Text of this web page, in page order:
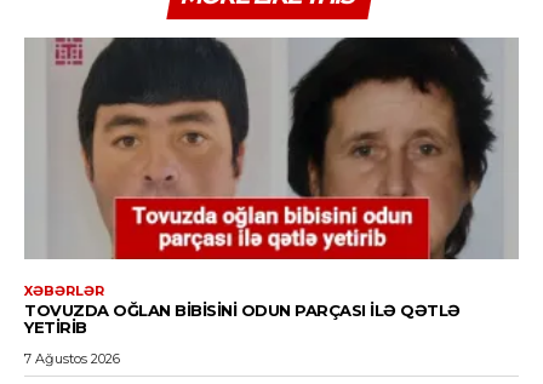
XƏBƏRLƏR
TOVUZDA OĞLAN BIBISINI ODUN PARÇASI ILƏ QƏTLƏ
YETIRIB
7 Ağustos 2026